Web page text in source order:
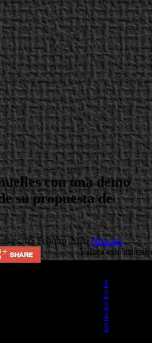
con una demo
su propuesta de
05 Febrero 2026 Noticias
Valora este artículo
1
2
3
4
5